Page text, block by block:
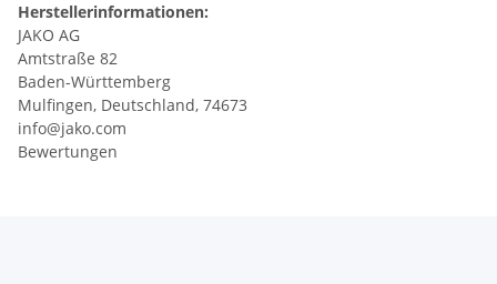
Herstellerinformationen:
JAKO AG
Amtstraße 82
Baden-Württemberg
Mulfingen, Deutschland, 74673
info@jako.com
Bewertungen